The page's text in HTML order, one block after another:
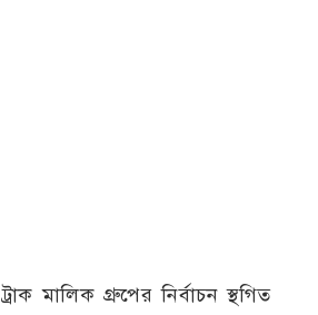
মালিক গ্রুপের নির্বাচন স্থগিত